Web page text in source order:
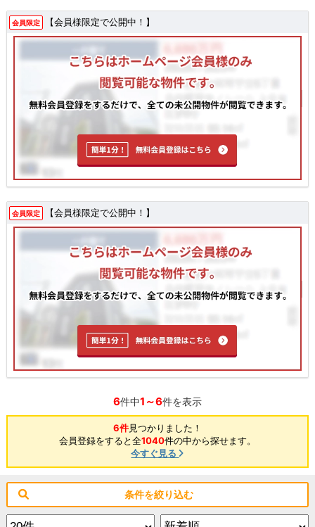
会員限定 【会員様限定で公開中！】
会員限定 【会員様限定で公開中！】
6件中1～6件を表示
6件見つかりました！
会員登録をすると全1040件の中から探せます。
今すぐ見る
条件を絞り込む